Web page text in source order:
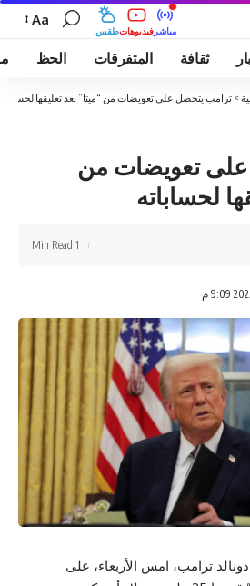
طقسفيديوهات مباشر
Aa
ثقافة المتفرقات الحظ
> ترامب يتحصل على تعويضات من “ميتا” بعد تعليقها لحساباته
تعويضات من
لحساباته
1 Min Read
ترامب، امس الأربعاء، على